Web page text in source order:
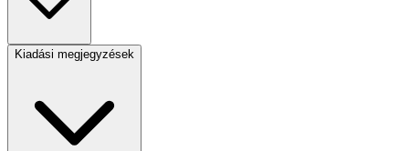
Kiadási megjegyzések